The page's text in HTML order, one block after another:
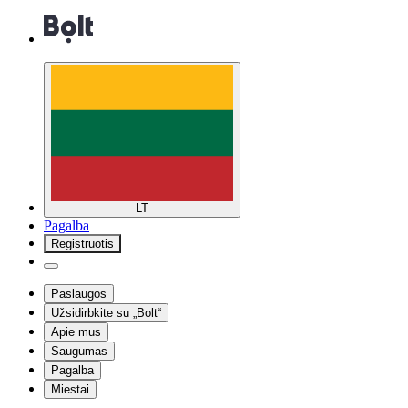
LT
Pagalba
Registruotis
Paslaugos
Užsidirbkite su „Bolt“
Apie mus
Saugumas
Pagalba
Miestai